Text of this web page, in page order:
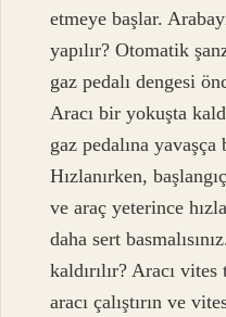
etmeye başlar.
yapılır? Otomatik
gaz pedalı dengesi
Aracı bir yokuşta
gaz pedalına
Hızlanırken,
ve araç yeterince
daha sert
kaldırılır? Aracı
aracı çalıştırın ve